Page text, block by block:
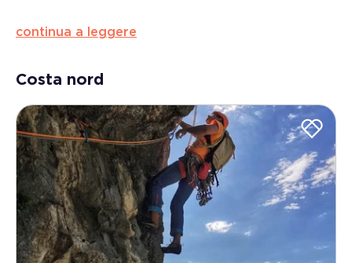
sicurezza, purché accompagnati da istruttori
propri obiettivi migliorando autostima e fiducia in
Un modo alternativo per lavorare su di sé,
attraverso il contatto diretto con la roccia di
falesie e pareti naturali.
continua a leggere
Costa nord